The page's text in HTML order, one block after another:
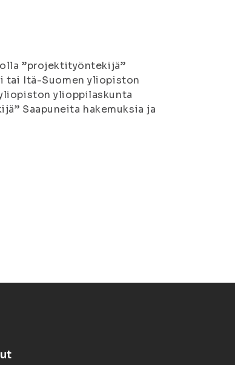
”projektityöntekijä”
tai Itä-Suomen yliopiston
ylioppilaskunta
Saapuneita hakemuksia ja